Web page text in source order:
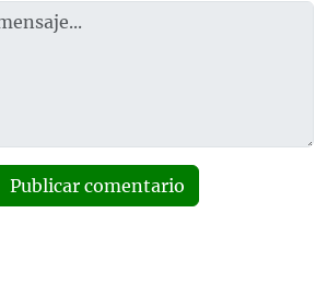
Publicar comentario